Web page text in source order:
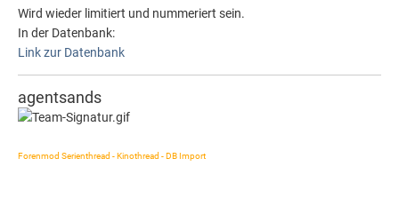
Wird wieder limitiert und nummeriert sein.
In der Datenbank:
Link zur Datenbank
agentsands
Forenmod Serienthread - Kinothread - DB Import